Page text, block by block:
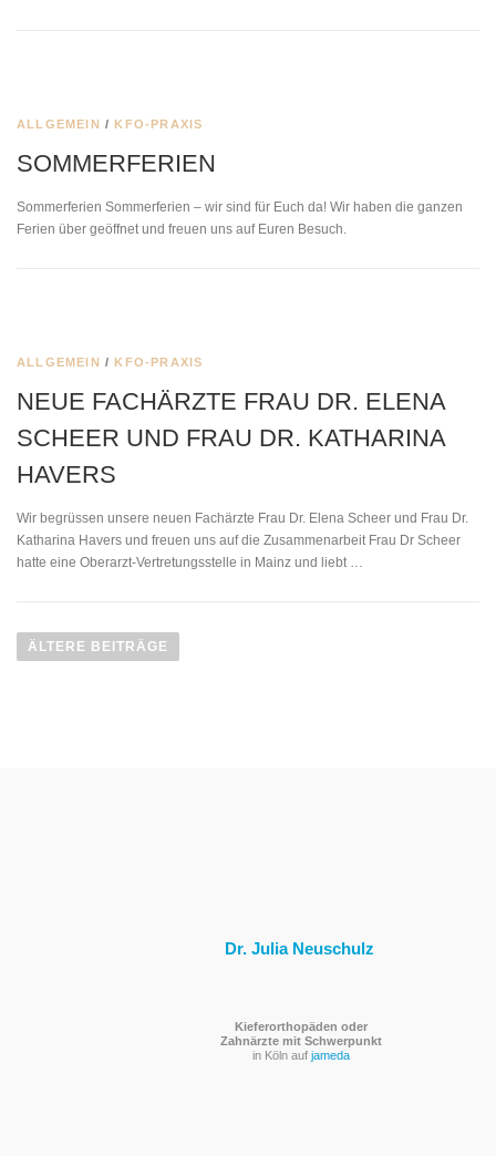
ALLGEMEIN /KFO-PRAXIS
SOMMERFERIEN
Sommerferien Sommerferien – wir sind für Euch da! Wir haben die ganzen
Ferien über geöffnet und freuen uns auf Euren Besuch.
ALLGEMEIN /KFO-PRAXIS
NEUE FACHÄRZTE FRAU DR. ELENA
SCHEER UND FRAU DR. KATHARINA
HAVERS
Wir begrüssen unsere neuen Fachärzte Frau Dr. Elena Scheer und Frau Dr.
Katharina Havers und freuen uns auf die Zusammenarbeit Frau Dr Scheer
hatte eine Oberarzt-Vertretungsstelle in Mainz und liebt …
eÄLTERE BEITRÄGE
Dr. Julia Neuschulz
Kieferorthopäden oder
Zahnärzte mit Schwerpunkt
in Köln auf jameda